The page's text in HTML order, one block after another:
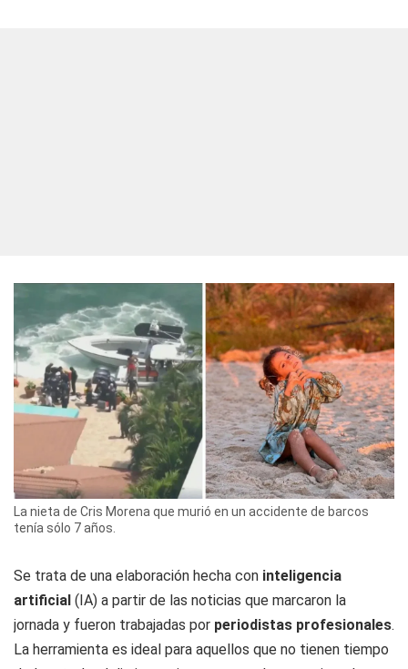
La nieta de Cris Morena que murió en un accidente de barcos
tenía sólo 7 años.
Se trata de una elaboración hecha con inteligencia
artificial (IA) a partir de las noticias que marcaron la
jornada y fueron trabajadas por periodistas profesionales.
La herramienta es ideal para aquellos que no tienen tiempo